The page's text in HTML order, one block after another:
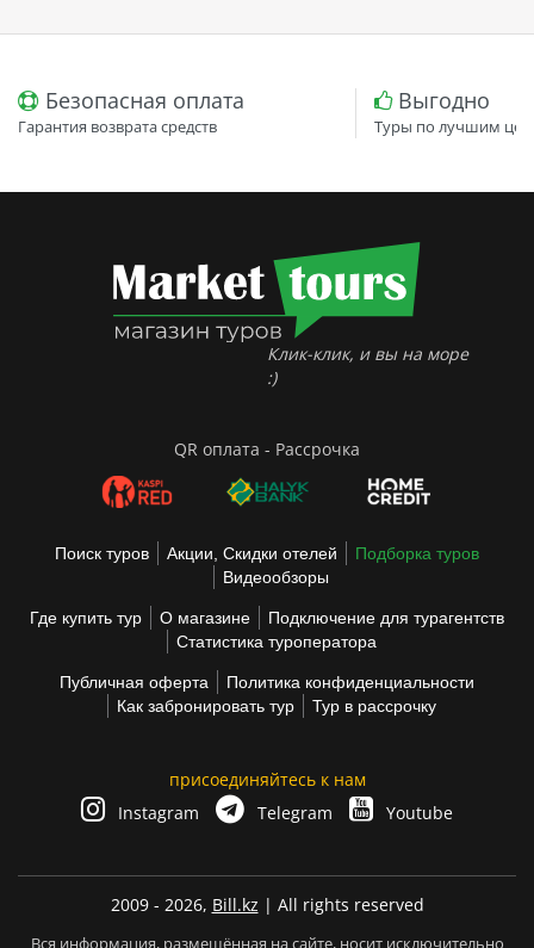
Безопасная оплата
Гарантия возврата средств
Выгодно
Туры по лучшим
Клик-клик, и вы на море
:)
QR оплата - Рассрочка
Поиск туров Акции, Скидки отелей
Подборка туров
Видеообзоры
Где купить тур О магазине
Подключение для турагентств
Статистика туроператора
Публичная оферта
Политика конфиденциальности
Как забронировать тур
Тур в рассрочку
присоединяйтесь к нам
Instagram
Telegram Youtube
2009 - 2026, Bill.kz | All rights reserved